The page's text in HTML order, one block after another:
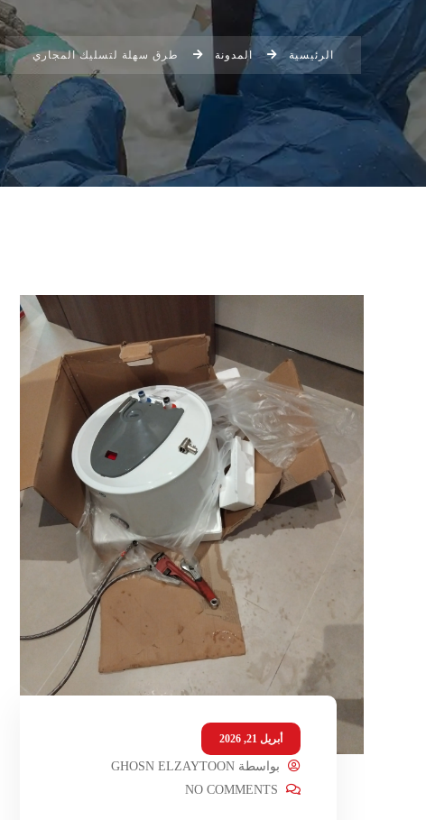
الرئيسية المدونة طرق سهلة لتسليك المجاري
أبريل 21, 2026
بواسطة GHOSN ELZAYTOON
NO COMMENTS